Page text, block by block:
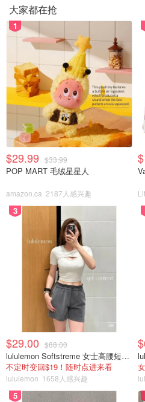
3、正在衰退？：
节升高，美元的危机也随着战
每一天都在流失，国库快空了
和美元脱钩，但因为突然没有
贬，通货膨胀，浮动汇率的时
国通胀水平已经达到将近15%
点，利息高达20%多，直接把
了3年。
从1980年美国大萧条开始，经
气，再加上其他国家的崛起与
比例，从二战时期的40%下降
大家都在抢
1
$29.99 $33.99
POP MART 毛绒星星人
amazon.ca 2187人感兴趣
3
$29.00 $88.00
lululemon Softstreme 女士高腰短裤 10cm
不定时变回$19！随时点进来看
lululemon 1658人感兴趣
5